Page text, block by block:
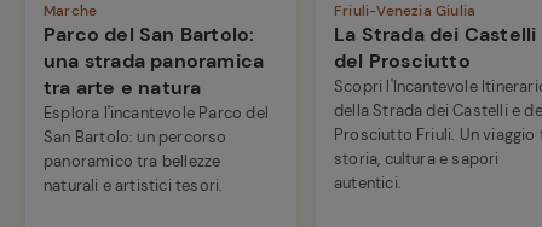
Marche
Parco del San Bartolo:
una strada panoramica
tra arte e natura
Esplora l'incantevole Parco del
San Bartolo: un percorso
panoramico tra bellezze
naturali e artistici tesori.
Friuli-Venezia Giulia
La Strada dei Castelli
del Prosciutto
Scopri l'Incantevole
della Strada dei Castelli e
Prosciutto Friuli. Un viaggio
storia, cultura e sapori
autentici.